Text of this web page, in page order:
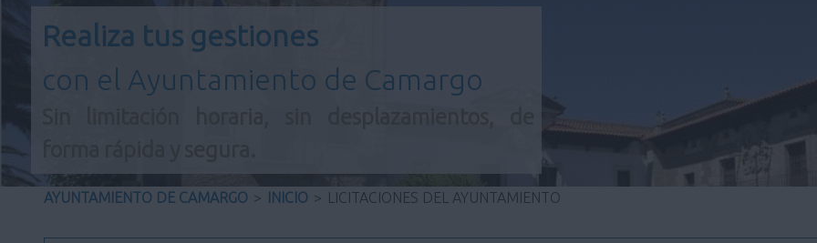
Realiza tus gestiones
con el Ayuntamiento de Camargo
AYUNTAMIENTO DE CAMARGO > INICIO > LICITACIONES DEL AYUNTAMIENTO